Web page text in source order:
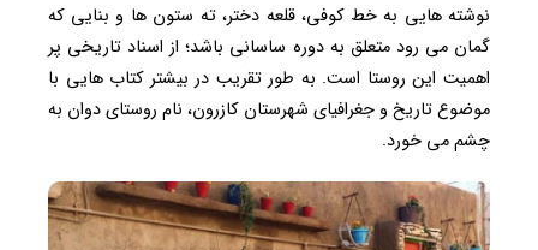
نوشته هایی به خط کوفی، قلعه دختر، ته ستون ها و بنایی که
گمان می رود متعلق به دوره ساسانی باشد؛ از اسناد تاریخی پر
اهمیت این روستا است. به طور تقریب در بیشتر کتاب هایی با
موضوع تاریخ و جغرافیای شهرستان کازرون، نام روستای دوان به
چشم می خورد.